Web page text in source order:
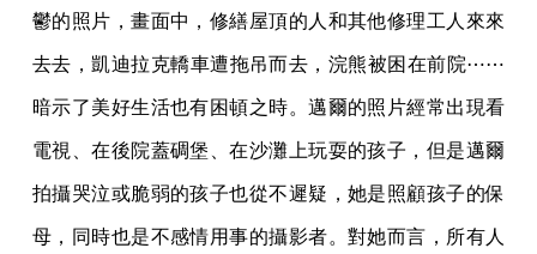
鬱的照片，畫面中，修繕屋頂的人和其他修理工人來來
去去，凱迪拉克轎車遭拖吊而去，浣熊被困在前院⋯⋯
暗示了美好生活也有困頓之時。邁爾的照片經常出現看
電視、在後院蓋碉堡、在沙灘上玩耍的孩子，但是邁爾
拍攝哭泣或脆弱的孩子也從不遲疑，她是照顧孩子的保
母，同時也是不感情用事的攝影者。對她而言，所有人